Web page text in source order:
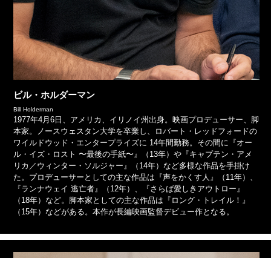
ビル・ホルダーマン
Bill Holderman
1977年4月6日、アメリカ、イリノイ州出身。映画プロデューサー、脚
本家。ノースウェスタン大学を卒業し、ロバート・レッドフォードの
ワイルドウッド・エンタープライズに 14年間勤務。その間に『オー
ル・イズ・ロスト 〜最後の手紙〜』（13年）や『キャプテン・アメ
リカ／ウィンター・ソルジャー』（14年）など多様な作品を手掛け
た。プロデューサーとしての主な作品は『声をかくす人』（11年）、
『ランナウェイ 逃亡者』（12年）、『さらば愛しきアウトロー』
（18年）など。脚本家としての主な作品は『ロング・トレイル！』
（15年）などがある。本作が長編映画監督デビュー作となる。